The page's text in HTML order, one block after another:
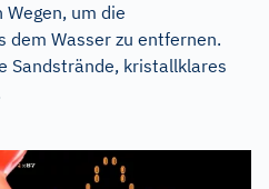
um die
Wasser zu entfernen.
Sandstrände, kristallklares